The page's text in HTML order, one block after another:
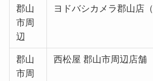
郡山
市周
辺
ヨドバシカメラ郡山店
郡山
市周
西松屋 郡山市周辺店舗